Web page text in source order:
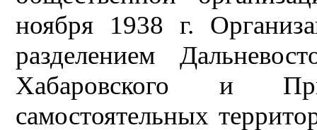
ноября 1938 г.
разделением
Хабаровского и
самостоятельных